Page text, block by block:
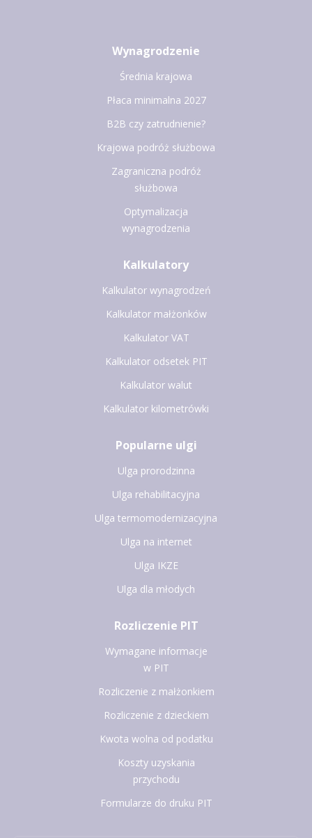
Wynagrodzenie
Średnia krajowa
Płaca minimalna 2027
B2B czy zatrudnienie?
Krajowa podróż służbowa
Zagraniczna podróż
służbowa
Optymalizacja
wynagrodzenia
Kalkulatory
Kalkulator wynagrodzeń
Kalkulator małżonków
Kalkulator VAT
Kalkulator odsetek PIT
Kalkulator walut
Kalkulator kilometrówki
Popularne ulgi
Ulga prorodzinna
Ulga rehabilitacyjna
Ulga termomodernizacyjna
Ulga na internet
Ulga IKZE
Ulga dla młodych
Rozliczenie PIT
Wymagane informacje
w PIT
Rozliczenie z małżonkiem
Rozliczenie z dzieckiem
Kwota wolna od podatku
Koszty uzyskania
przychodu
Formularze do druku PIT